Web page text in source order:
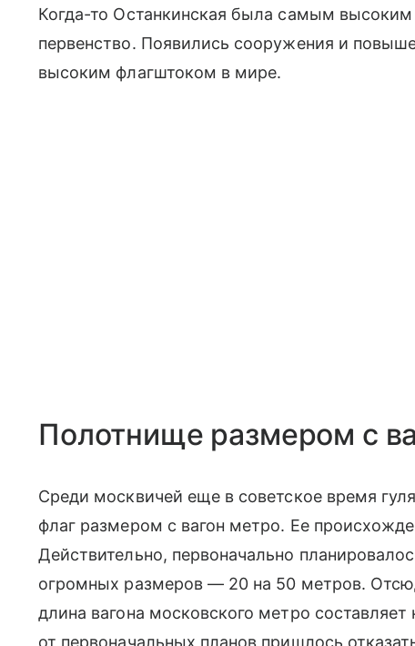
Когда-то Останкинская была самым
первенство. Появились сооружения и
высоким флагштоком в мире.
Полотнище размером с
Среди москвичей еще в советское время
флаг размером с вагон метро. Ее
Действительно, первоначально
огромных размеров — 20 на 50 метров.
длина вагона московского метро
от первоначальных планов пришлось